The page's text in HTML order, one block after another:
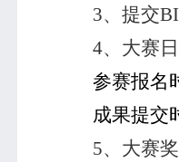
3、提交
4、大赛
参赛报名
成果提交
5、大赛